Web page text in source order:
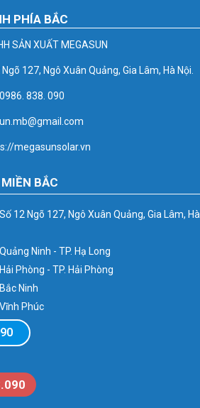
PHÍA BẮC
SẢN XUẤT MEGASUN
127, Ngô Xuân Quảng, Gia Lâm, Hà Nội.
838. 090
megasunsolar.vn
BẮC
12 Ngõ 127, Ngô Xuân Quảng, Gia Lâm, Hà
Ninh - TP. Hạ Long
Phòng - TP. Hải Phòng
Ninh
Phúc
Vì